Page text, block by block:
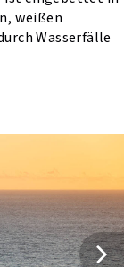
weißen
Wasserfälle